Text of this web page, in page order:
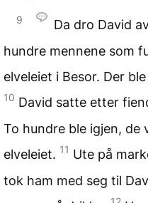
9
Da dro David
hundre mennene som
elveleiet i Besor. Der
10 David satte etter
To hundre ble igjen,
elveleiet. 11 Ute på
tok ham med seg til